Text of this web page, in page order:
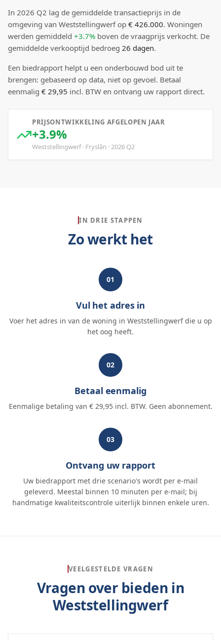
In 2026 Q2 lag de gemiddelde transactieprijs in de
omgeving van Weststellingwerfop € 426.000. Woningen
werden gemiddeld +3.7% boven de vraagprijs verkocht. De
gemiddelde verkooptijd bedroeg 26 dagen.
Een biedrapport helpt u een onderbouwd bod uit te
brengen: gebaseerd op data, niet op gevoel. Betaal
eenmalig € 29,95 incl. BTW en ontvang uw rapport direct.
PRIJSONTWIKKELING AFGELOPEN JAAR
+3.9%
Weststellingwerf· Fryslân ·2026 Q2
IN DRIE STAPPEN
Zo werkt het
01
Vul het adres in
Voer het adres in van de woning in Weststellingwerf die u op
het oog heeft.
02
Betaal eenmalig
Eenmalige betaling van € 29,95 incl. BTW. Geen abonnement.
03
Ontvang uw rapport
Uw biedrapport met drie scenario's wordt per e-mail
geleverd. Meestal binnen 10 minuten per e-mail; bij
handmatige kwaliteitscontrole uiterlijk binnen enkele uren.
VEELGESTELDE VRAGEN
Vragen over bieden in
Weststellingwerf